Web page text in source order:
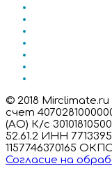
© 2018
счет
(АО) К/с
52.61.2 ИНН
1157746370165
Согласие на